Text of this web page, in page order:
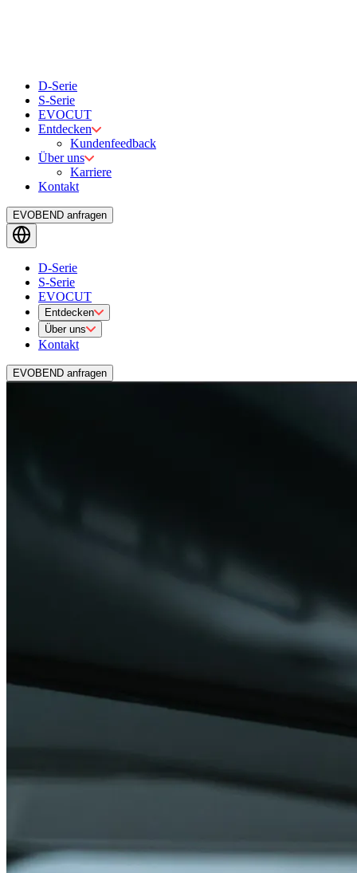
D-Serie
S-Serie
EVOCUT
Entdecken
Kundenfeedback
Über uns
Karriere
Kontakt
EVOBEND anfragen
D-Serie
S-Serie
EVOCUT
Entdecken
Über uns
Kontakt
EVOBEND anfragen